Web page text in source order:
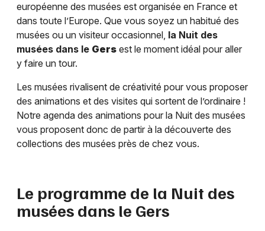
européenne des musées est organisée en France et
dans toute l’Europe. Que vous soyez un habitué des
musées ou un visiteur occasionnel, la Nuit des
musées dans le Gers est le moment idéal pour aller
y faire un tour.
Les musées rivalisent de créativité pour vous proposer
des animations et des visites qui sortent de l’ordinaire !
Notre agenda des animations pour la Nuit des musées
vous proposent donc de partir à la découverte des
collections des musées près de chez vous.
Le programme de la Nuit des
musées dans le Gers